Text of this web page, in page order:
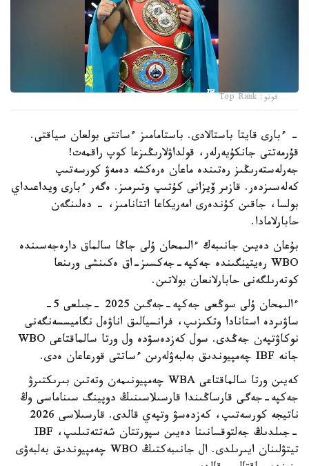
فوتو: Top Rank
- ءبارى قايتا باستالادى. باستامامىز ءساتتى بولعان سياقتى.
قۇرمەتتى جانكۇيەرلەر، قولداۋلارىڭىزعا كوپ راقمەت!
جەرلەستەرىڭىز رەتىندە ماعان ەرەكشە دەمەۋ كورسەتىپ
كەلەسىزدەر. قازىر ۆيزانى كۇتىپ وتىرمىز. ەگەر ءبارى ويداعىداي
بولسا، جاقىن كۇندەرى امەريكاعا اتتانامىز، - دەلىنگەن
حابارلامادا.
بۇعان دەيىن جانىبەك ءالىمحان ۇلى جاڭا سالماق دارەجەسىندە
WBO رەيتينگىندە جەكپە-جەكسىز-اق ەكىنشى ورىنعا
كوتەرىلگەنى حابارلانعان بولاتىن.
ءالىمحان ۇلى سوڭعى جەكپە-جەگىن 2025 -جىلعى 5-
ساۋىردە استانادا وتكىزىپ، فرانسيالىق اناۋەل نگاميسسەنگەنى
نوكاۋتپەن جەڭدى. سول كەزدەسۋدە ول ورتا سالماقتاعى WBO
جانە IBF چەمپيوندىق بەلبەۋلەرىن ءساتتى قورعاعان ەدى.
كەيىن ورتا سالماقتاعى WBA چەمپيونىمەن وتەتىن بىرىكتىرۋ
جەكپە-جەگى قارساڭىندا قارسىلاسىنىڭ دوپينگ سىناماسى وڭ
ناتيجە كورسەتىپ، كەزدەسۋ وتپەي قالدى. قارسىلاسى 2026
-جىلدىڭ جەلتوقسانىنا دەيىن سپورتتان شەتتەتىلىپ، IBF
تيتۋلىنان ايىرىلدى. ال جانىبەكتىڭ WBO چەمپيوندىق بەلبەۋى